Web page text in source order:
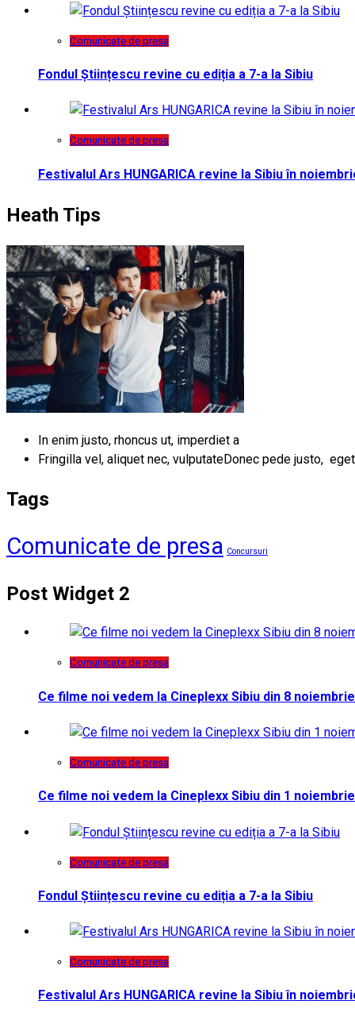
Comunicate de presa
Fondul Științescu revine cu ediția a 7-a la Sibiu
Comunicate de presa
Festivalul Ars HUNGARICA revine la Sibiu în
Heath Tips
In enim justo, rhoncus ut, imperdiet a
Fringilla vel, aliquet nec, vulputateDonec pede justo,
Tags
Comunicate de presa Concursuri
Post Widget 2
Comunicate de presa
Ce filme noi vedem la Cineplexx Sibiu din 8 noiembrie
Comunicate de presa
Ce filme noi vedem la Cineplexx Sibiu din 1 noiembrie
Comunicate de presa
Fondul Științescu revine cu ediția a 7-a la Sibiu
Comunicate de presa
Festivalul Ars HUNGARICA revine la Sibiu în